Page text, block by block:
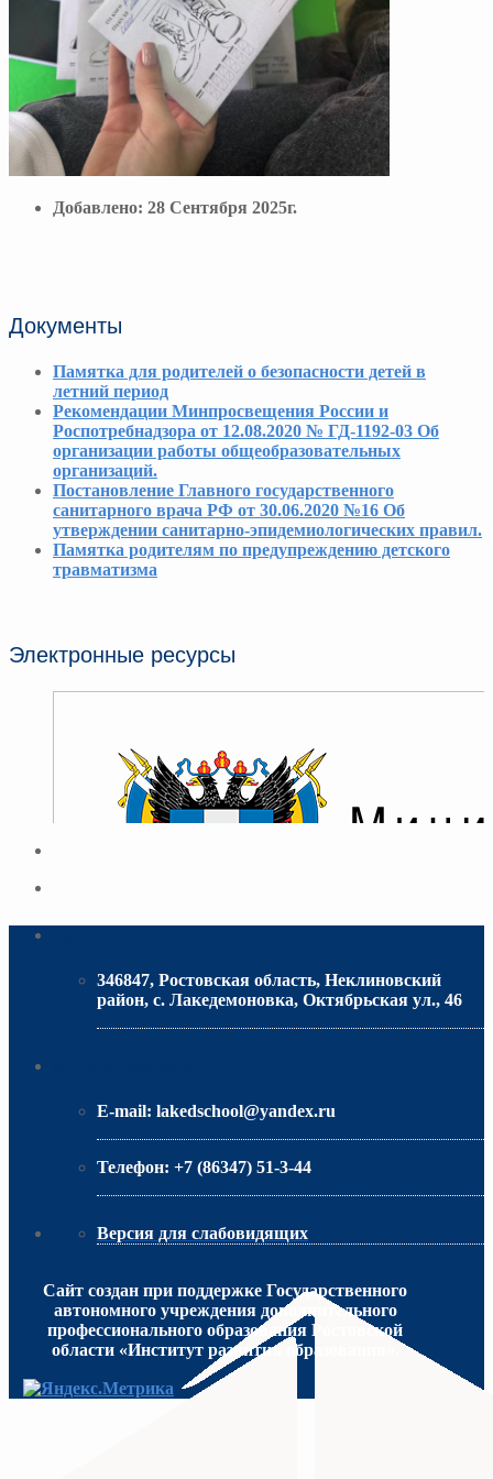
Добавлено: 28 Сентября 2025г.
Документы
Памятка для родителей о безопасности детей в
летний период
Рекомендации Минпросвещения России и
Роспотребнадзора от 12.08.2020 № ГД-1192-03 Об
организации работы общеобразовательных
организаций.
Постановление Главного государственного
санитарного врача РФ от 30.06.2020 №16 Об
утверждении санитарно-эпидемиологических правил.
Памятка родителям по предупреждению детского
травматизма
Электронные ресурсы
МИНИСТЕРСТВО ПРОСВЕЩЕНИЯ
346847, Ростовская область, Неклиновский
район, с. Лакедемоновка, Октябрьская ул., 46
E-mail: lakedschool@yandex.ru
Телефон: +7 (86347) 51-3-44
Версия для слабовидящих
Сайт создан при поддержке Государственного
автономного учреждения дополнительного
профессионального образования Ростовской
области «Институт развития образования».